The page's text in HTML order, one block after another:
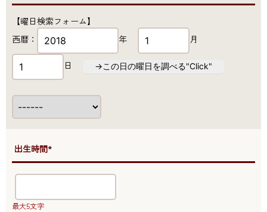
【曜日検索フォーム】
西暦：
年 月
日 →この日の曜日を調べる"Click"
●出生時間*
最大5文字